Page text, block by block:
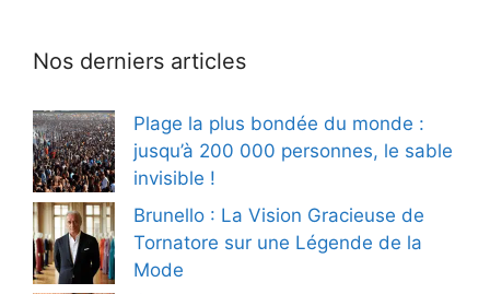
Nos derniers articles
Plage la plus bondée du monde :
jusqu’à 200 000 personnes, le sable
invisible !
Brunello : La Vision Gracieuse de
Tornatore sur une Légende de la
Mode